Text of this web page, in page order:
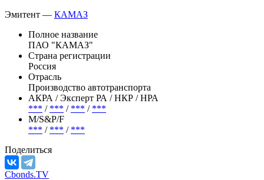
Эмитент — КАМАЗ
Полное название
ПАО "КАМАЗ"
Страна регистрации
Россия
Отрасль
Производство автотранспорта
АКРА / Эксперт РА / НКР / НРА
*** / *** / *** / ***
М/S&P/F
*** / *** / ***
Поделиться
Cbonds.TV